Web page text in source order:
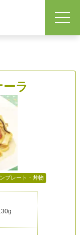
ラ
プレート・丼物